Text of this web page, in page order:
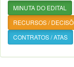
MINUTA DO EDITAL
RECURSOS /
CONTRATOS / ATAS